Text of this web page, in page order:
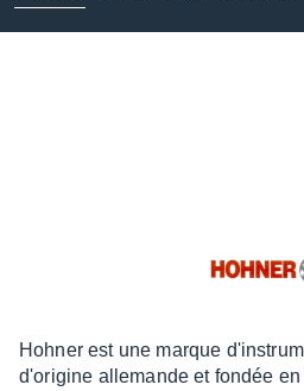
Hohner est une marque
d'origine allemande et fondée